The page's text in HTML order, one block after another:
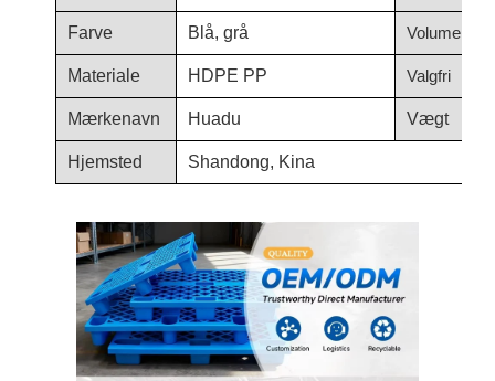
Farve Blå, grå Volumen (L)
Materiale HDPE PP Valgfri
Mærkenavn Huadu Vægt
Hjemsted Shandong, Kina